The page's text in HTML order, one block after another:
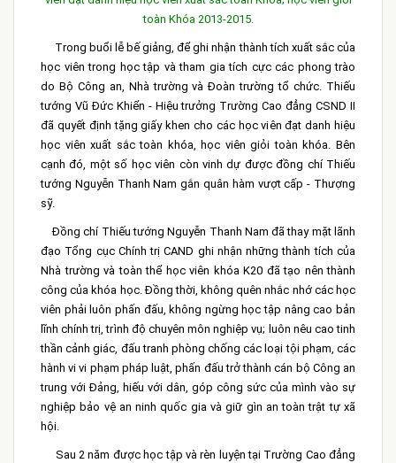
toàn Khóa 2013-2015.
Trong buổi lễ bế giảng, để ghi nhận thành tích xuất sắc của
học viên trong học tập và tham gia tích cực các phong trào
do Bộ Công an, Nhà trường và Đoàn trường tổ chức. Thiếu
tướng Vũ Đức Khiển - Hiệu trưởng Trường Cao đẳng CSND II
đã quyết định tặng giấy khen cho các học viên đạt danh hiệu
học viên xuất sắc toàn khóa, học viên giỏi toàn khóa. Bên
cạnh đó, một số học viên còn vinh dự được đồng chí Thiếu
tướng Nguyễn Thanh Nam gắn quân hàm vượt cấp - Thượng
sỹ.
Đồng chí Thiếu tướng Nguyễn Thanh Nam đã thay mặt lãnh
đạo Tổng cục Chính trị CAND ghi nhận những thành tích của
Nhà trường và toàn thể học viên khóa K20 đã tạo nên thành
công của khóa học. Đồng thời, không quên nhắc nhớ các học
viên phải luôn phấn đấu, không ngừng học tập nâng cao bản
lĩnh chính trị, trình độ chuyên môn nghiệp vụ; luôn nêu cao tinh
thần cảnh giác, đấu tranh phòng chống các loại tội phạm, các
hành vi vi phạm pháp luật, phấn đấu trở thành cán bộ Công an
trung với Đảng, hiếu với dân, góp công sức của mình vào sự
nghiệp bảo vệ an ninh quốc gia và giữ gìn an toàn trật tự xã
hội.
Sau 2 năm được học tập và rèn luyện tại Trường Cao đẳng